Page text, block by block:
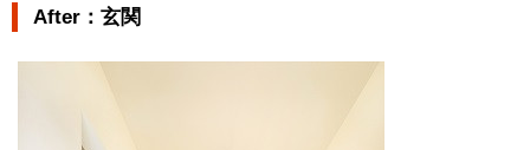
After：玄関